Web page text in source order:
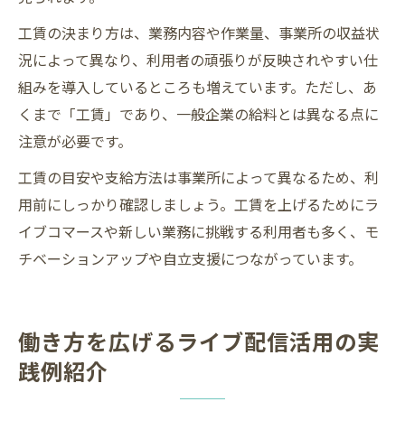
工賃の決まり方は、業務内容や作業量、事業所の収益状
況によって異なり、利用者の頑張りが反映されやすい仕
組みを導入しているところも増えています。ただし、あ
くまで「工賃」であり、一般企業の給料とは異なる点に
注意が必要です。
工賃の目安や支給方法は事業所によって異なるため、利
用前にしっかり確認しましょう。工賃を上げるためにラ
イブコマースや新しい業務に挑戦する利用者も多く、モ
チベーションアップや自立支援につながっています。
働き方を広げるライブ配信活用の実
践例紹介